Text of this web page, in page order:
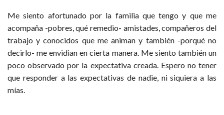
Me siento afortunado por la familia que tengo y que me
acompaña -pobres, qué remedio- amistades, compañeros del
trabajo y conocidos que me animan y también -porqué no
decirlo- me envidian en cierta manera. Me siento también un
poco observado por la expectativa creada. Espero no tener
que responder a las expectativas de nadie, ni siquiera a las
mías.